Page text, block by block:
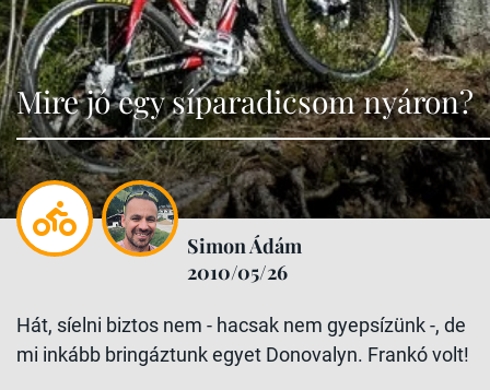
Mire jó egy síparadicsom nyáron?
Simon Ádám
2010/05/26
Hát, síelni biztos nem - hacsak nem gyepsízünk -, de
mi inkább bringáztunk egyet Donovalyn. Frankó volt!